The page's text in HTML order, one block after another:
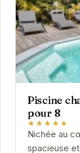
Piscine
pour 8
★★★★★
Nichée au
spacieuse